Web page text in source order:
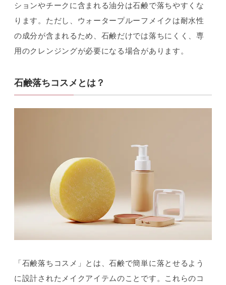
ションやチークに含まれる油分は石鹸で落ちやすくな
ります。ただし、ウォータープルーフメイクは耐水性
の成分が含まれるため、石鹸だけでは落ちにくく、専
用のクレンジングが必要になる場合があります。
石鹸落ちコスメとは？
「石鹸落ちコスメ」とは、石鹸で簡単に落とせるよう
に設計されたメイクアイテムのことです。これらのコ